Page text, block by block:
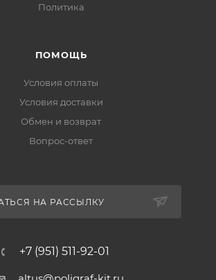
Политика
ПОМОЩЬ
Условия оплаты
Условия доставки
Обмен и возврат
Вопрос-ответ
НА РАССЫЛКУ
+7 (951) 511-92-01